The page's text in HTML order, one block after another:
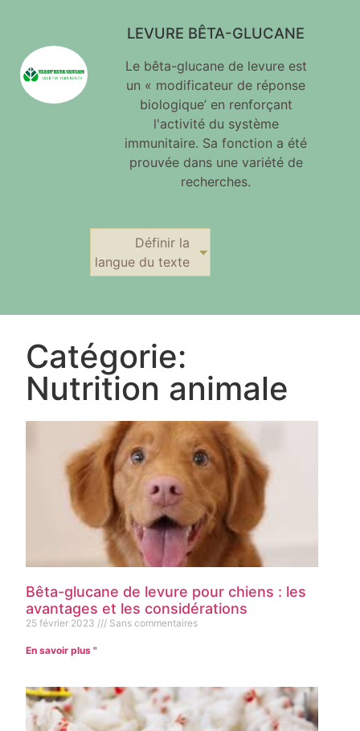
LEVURE BÊTA-GLUCANE
Le bêta-glucane de levure est
un « modificateur de réponse
biologique’ en renforçant
l'activité du système
immunitaire. Sa fonction a été
prouvée dans une variété de
recherches.
Définir la
langue du texte
Catégorie:
Nutrition animale
Bêta-glucane de levure pour chiens : les
avantages et les considérations
25 février 2023 Sans commentaires
En savoir plus "